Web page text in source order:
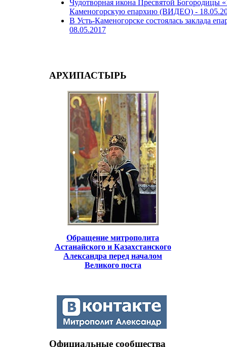
Чудотворная икона Пресвятой Богородицы
Каменогорскую епархию (ВИДЕО) -
В Усть-Каменогорске состоялась заклада
08.05.2017
АРХИПАСТЫРЬ
Обращение митрополита
Астанайского и Казахстанского
Александра перед началом
Великого поста
Официальные сообщества